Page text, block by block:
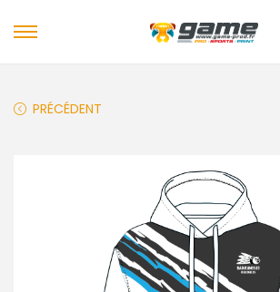
PRÉCÉDENT